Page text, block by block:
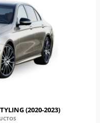
(2020-2023)